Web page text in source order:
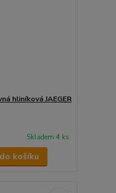
hliníková JAEGER
Skladem 4 ks
košíku